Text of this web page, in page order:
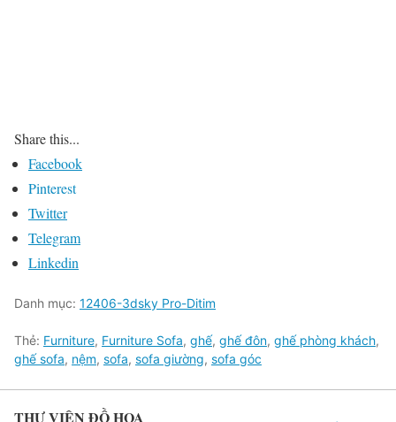
Share this...
Facebook
Pinterest
Twitter
Telegram
Linkedin
Danh mục: 12406-3dsky Pro-Ditim
Thẻ: Furniture, Furniture Sofa, ghế, ghế đôn, ghế phòng khách,
ghế sofa, nệm, sofa, sofa giường, sofa góc
THƯ VIỆN ĐỒ HỌA